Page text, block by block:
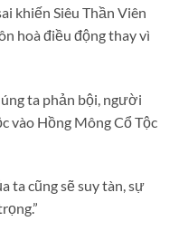
khiến Siêu Thần Viên
hoà điều động thay vì
ta phản bội, người
vào Hồng Mông Cổ Tộc
ta cũng sẽ suy tàn, sự